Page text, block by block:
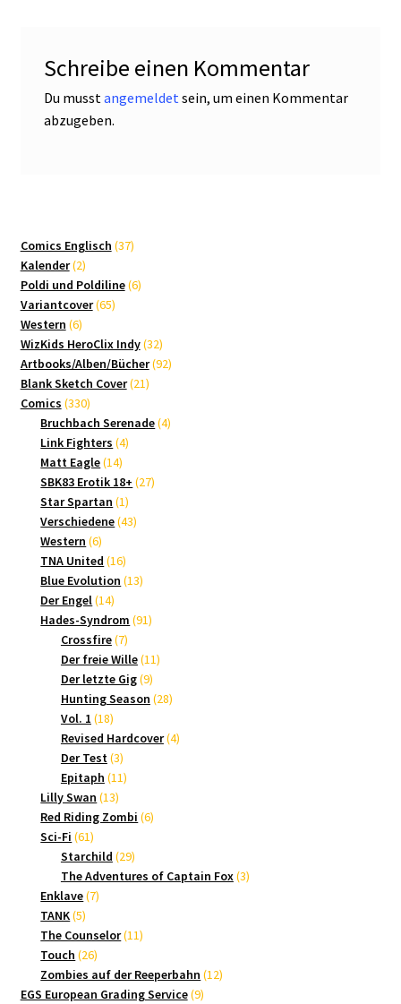
Schreibe einen Kommentar
Du musst angemeldet sein, um einen Kommentar
abzugeben.
Comics Englisch 3737
Kalender 22
Produkte
Poldi und Poldiline 66
Variantcover 6565
Western 66
Produkte
WizKids HeroClix Indy 3232
Produkte
Artbooks/Alben/Bücher 9292
Blank Sketch Cover 2121
Comics 330330
Produkte
Bruchbach Serenade 44
Link Fighters 44
Matt Eagle 1414
Produkte
SBK83 Erotik 18+ 2727
Star Spartan 11
Produkt
Verschiedene 4343
Western 66
Produkte
TNA United 1616
Produkte
Blue Evolution 1313
Der Engel 1414
Produkte
Hades-Syndrom 9191
Crossfire 77
Produkte
Der freie Wille 1111
Der letzte Gig 99
Produkte
Hunting Season 2828
Vol. 1 1818
Produkte
Revised Hardcover 44
Der Test 33
Produkte
Epitaph 1111
Lilly Swan 1313
Produkte
Red Riding Zombi 66
Sci-Fi 6161
Produkte
Starchild 2929
Produkte
The Adventures of Captain Fox 33
Enklave 77
TANK 55
Produkte
The Counselor 1111
Touch 2626
Produkte
Zombies auf der Reeperbahn 1212
EGS European Grading Service 99